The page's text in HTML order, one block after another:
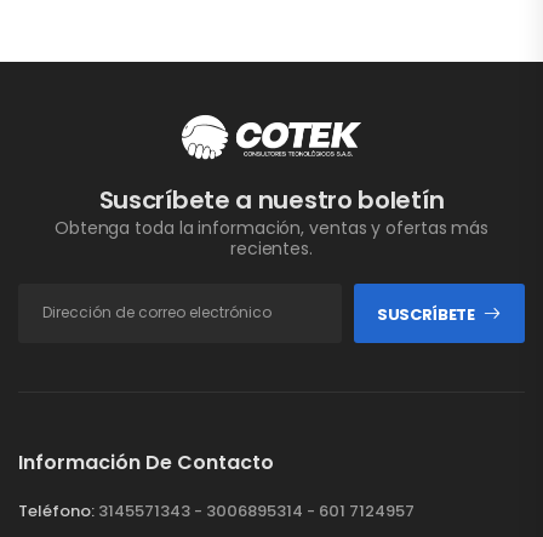
Suscríbete a nuestro boletín
Obtenga toda la información, ventas y ofertas más
recientes.
SUSCRÍBETE
Información De Contacto
Teléfono: 3145571343 - 3006895314 - 601 7124957